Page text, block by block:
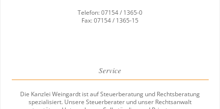
Telefon: 07154 / 1365-0
Fax: 07154 / 1365-15
Service
Die Kanzlei Weingardt ist auf Steuerberatung und Rechtsberatung
spezialisiert. Unsere Steuerberater und unser Rechtsanwalt